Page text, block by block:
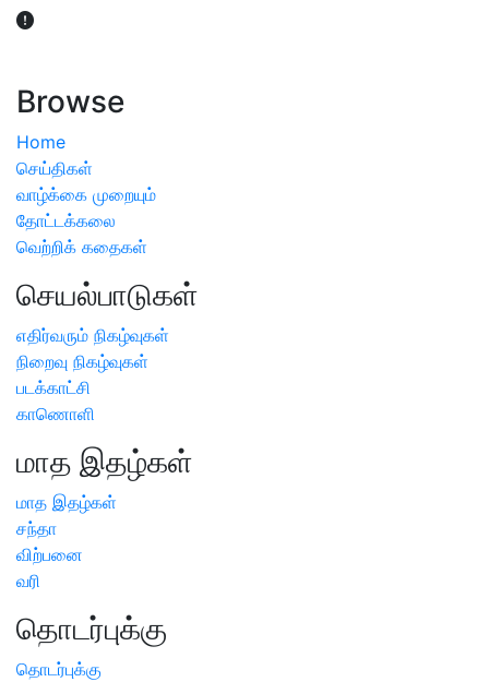
Browse
Home
செய்திகள்
வாழ்க்கை முறையும்
தோட்டக்கலை
வெற்றிக் கதைகள்
செயல்பாடுகள்
எதிர்வரும் நிகழ்வுகள்
நிறைவு நிகழ்வுகள்
படக்காட்சி
காணொளி
மாத இதழ்கள்
மாத இதழ்கள்
சந்தா
விற்பனை
வரி
தொடர்புக்கு
தொடர்புக்கு